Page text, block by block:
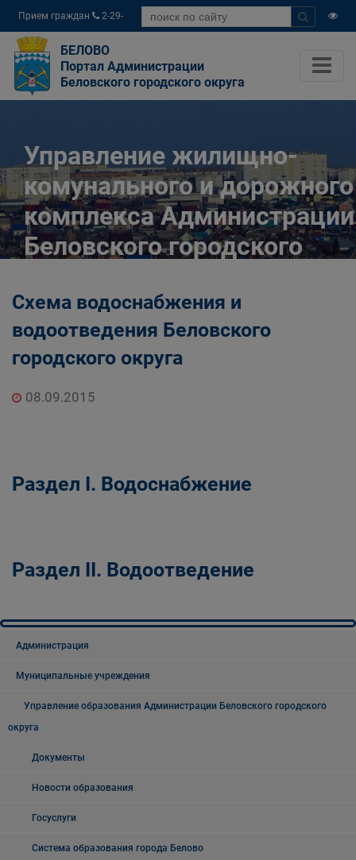
Прием граждан
2-29-
04
БЕЛОВО
Портал Администрации
Беловского городского округа
Управление жилищно-
комунального и дорожного
комплекса Администрации
Беловского городского
Органы власти
Муниципальные учреждения
Управление жилищно-комунального и
Беловского городского округа
Схема водоснабжения и
водоотведения Беловского
городского округа
08.09.2015
Раздел I. Водоснабжение
Раздел II. Водоотведение
Администрация
Муниципальные учреждения
Управление образования Администрации Беловского городского
округа
Документы
Новости образования
Госуслуги
Система образования города Белово